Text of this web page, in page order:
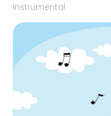
Instrumental